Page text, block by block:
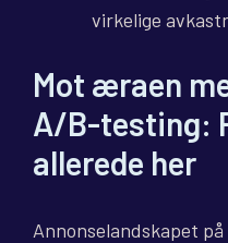
virkelige
Mot æraen
A/B-testing:
allerede her
Annonselandskapet